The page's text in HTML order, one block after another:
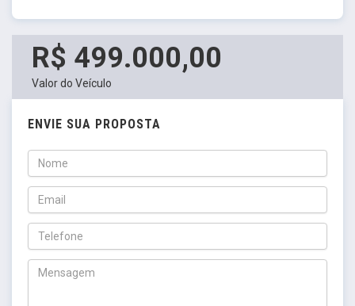
R$ 499.000,00
Valor do Veículo
ENVIE SUA PROPOSTA